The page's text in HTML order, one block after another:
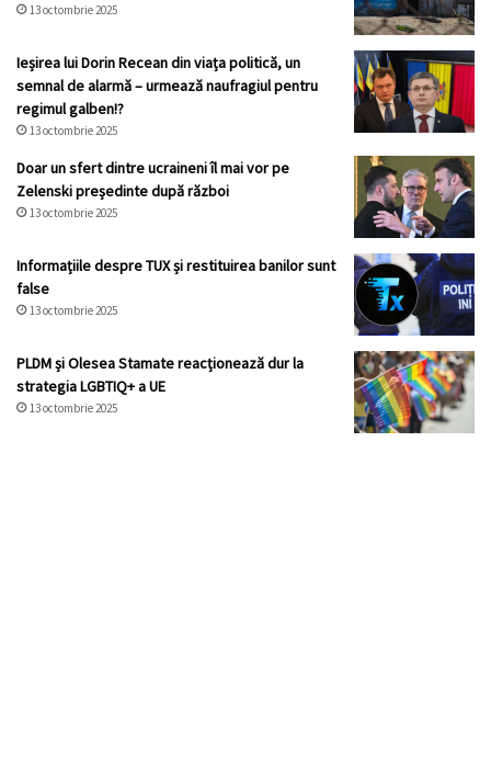
13 octombrie 2025
Ieșirea lui Dorin Recean din viața politică, un
semnal de alarmă – urmează naufragiul pentru
regimul galben!?
13 octombrie 2025
Doar un sfert dintre ucraineni îl mai vor pe
Zelenski președinte după război
13 octombrie 2025
Informațiile despre TUX și restituirea banilor sunt
false
13 octombrie 2025
PLDM și Olesea Stamate reacționează dur la
strategia LGBTIQ+ a UE
13 octombrie 2025